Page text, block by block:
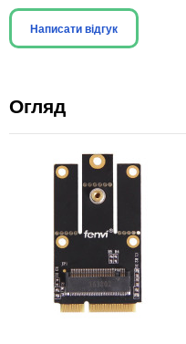
Написати відгук
Огляд